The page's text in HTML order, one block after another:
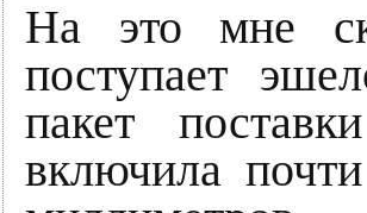
На это мне
поступает
пакет
включила